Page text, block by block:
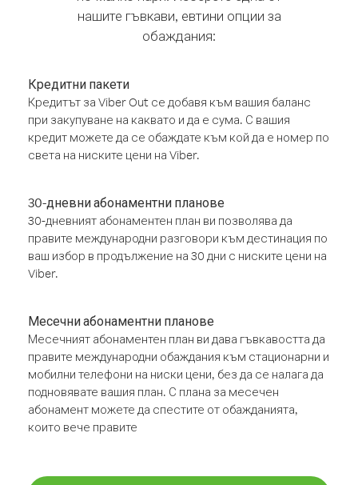
нашите гъвкави, евтини опции за
обаждания:
Кредитни пакети
Кредитът за Viber Out се добавя към вашия баланс
при закупуване на каквато и да е сума. С вашия
кредит можете да се обаждате към кой да е номер по
света на ниските цени на Viber.
30-дневни абонаментни планове
30-дневният абонаментен план ви позволява да
правите международни разговори към дестинация по
ваш избор в продължение на 30 дни с ниските цени на
Viber.
Месечни абонаментни планове
Месечният абонаментен план ви дава гъвкавостта да
правите международни обаждания към стационарни и
мобилни телефони на ниски цени, без да се налага да
подновявате вашия план. С плана за месечен
абонамент можете да спестите от обажданията,
които вече правите